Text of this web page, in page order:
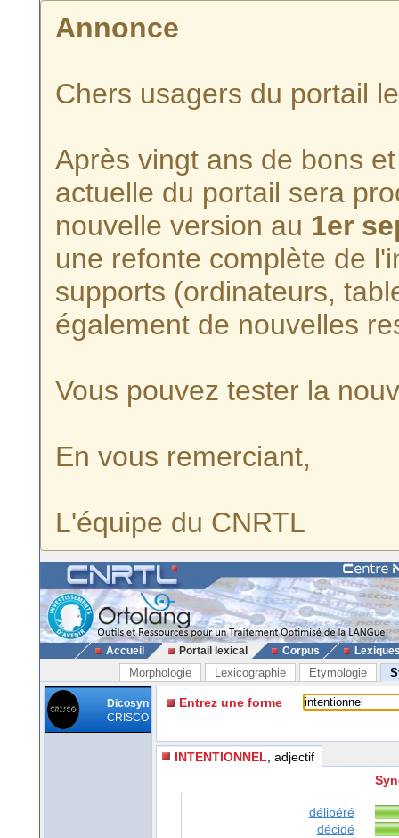
Annonce
Chers usagers du portail
Après vingt ans de bons
actuelle du portail sera
nouvelle version au 1er
une refonte complète de
supports (ordinateurs,
également de nouvelles
Vous pouvez tester la
En vous remerciant,
L'équipe du CNRTL
Accueil Portail lexical Corpus
Morphologie Lexicographie Etymologie
Dicosyn
CRISCO
Entrez une forme
INTENTIONNEL , adjectif
délibéré
décidé